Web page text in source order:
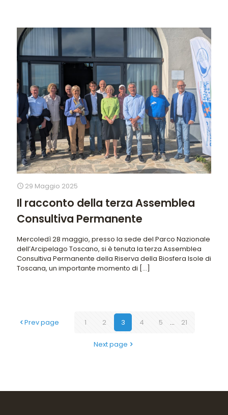
29 Maggio 2025
Il racconto della terza Assemblea
Consultiva Permanente
Mercoledì 28 maggio, presso la sede del Parco Nazionale
dell’Arcipelago Toscano, si è tenuta la terza Assemblea
Consultiva Permanente della Riserva della Biosfera Isole di
Toscana, un importante momento di […]
Prev page 1 2 3 4 5 ... 21
Next page